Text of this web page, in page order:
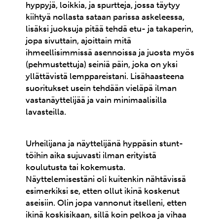
hyppyjä, loikkia, ja spurtteja, jossa täytyy
kiihtyä nollasta sataan parissa askeleessa,
lisäksi juoksuja pitää tehdä etu- ja takaperin,
jopa sivuttain, ajoittain mitä
ihmeellisimmissä asennoissa ja juosta myös
(pehmustettuja) seiniä päin, joka on yksi
yllättävistä lemppareistani. Lisähaasteena
suoritukset usein tehdään vieläpä ilman
vastanäyttelijää ja vain minimaalisilla
lavasteilla.
Urheilijana ja näyttelijänä hyppäsin stunt-
töihin aika sujuvasti ilman erityistä
koulutusta tai kokemusta.
Näyttelemisestäni oli kuitenkin nähtävissä
esimerkiksi se, etten ollut ikinä koskenut
aseisiin. Olin jopa vannonut itselleni, etten
ikinä koskisikaan, sillä koin pelkoa ja vihaa